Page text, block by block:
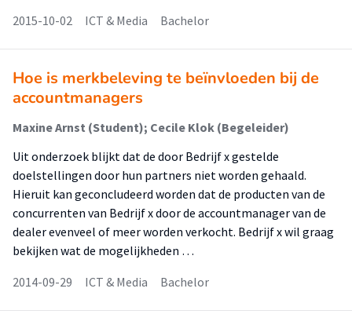
2015-10-02
ICT & Media Bachelor
Hoe is merkbeleving te beïnvloeden bij de
accountmanagers
Maxine Arnst (Student); Cecile Klok (Begeleider)
Uit onderzoek blijkt dat de door Bedrijf x gestelde
doelstellingen door hun partners niet worden gehaald.
Hieruit kan geconcludeerd worden dat de producten van de
concurrenten van Bedrijf x door de accountmanager van de
dealer evenveel of meer worden verkocht. Bedrijf x wil graag
bekijken wat de mogelijkheden …
2014-09-29
ICT & Media Bachelor